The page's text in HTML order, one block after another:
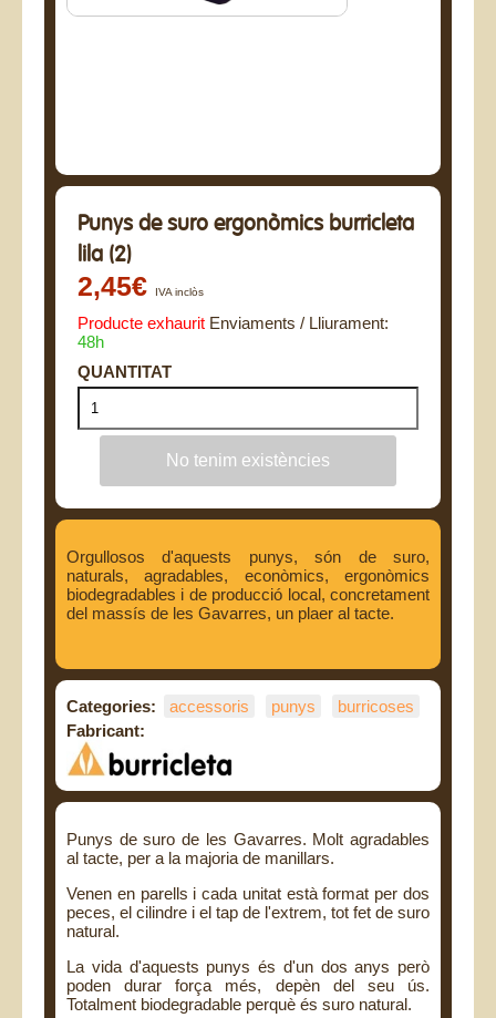
Punys de suro ergonòmics burricleta
lila (2)
2,45€ IVA inclòs
Producte exhaurit Enviaments / Lliurament:
48h
Orgullosos d'aquests punys, són de suro,
naturals, agradables, econòmics, ergonòmics
biodegradables i de producció local, concretament
del massís de les Gavarres, un plaer al tacte.
Categories: accessoris punys
burricoses
Fabricant:
Punys de suro de les Gavarres. Molt agradables
al tacte, per a la majoria de manillars.
Venen en parells i cada unitat està format per dos
peces, el cilindre i el tap de l'extrem, tot fet de suro
natural.
La vida d'aquests punys és d'un dos anys però
poden durar força més, depèn del seu ús.
Totalment biodegradable perquè és suro natural.